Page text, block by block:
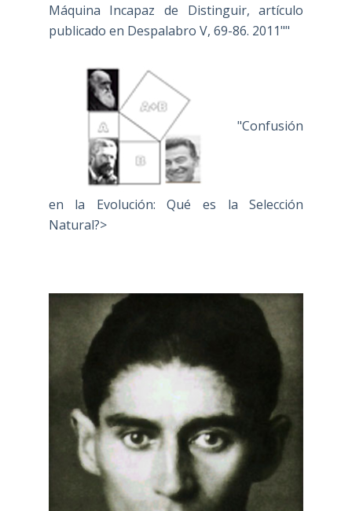
Máquina Incapaz de Distinguir, artículo
publicado en Despalabro V, 69-86. 2011""
"Confusión
en la Evolución: Qué es la Selección
Natural?>